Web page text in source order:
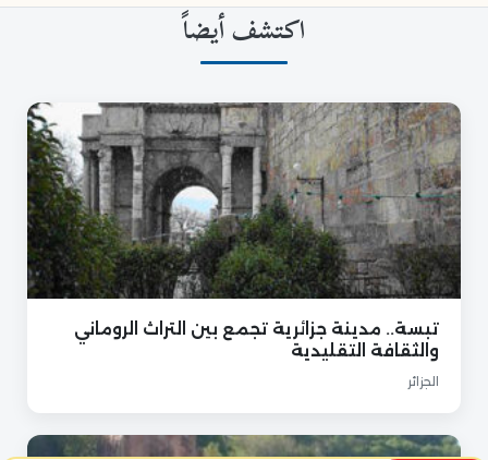
اكتشف أيضاً
تبسة.. مدينة جزائرية تجمع بين التراث الروماني
والثقافة التقليدية
الجزائر